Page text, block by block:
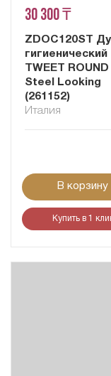
30 300 ₸
ZDOC120ST
гигиенический
TWEET ROUND
Steel Looking
(261152)
Италия
В корзину
Купить в 1